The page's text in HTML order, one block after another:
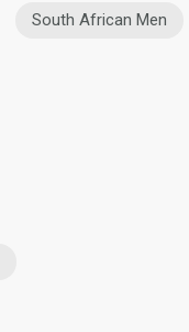
South African Men